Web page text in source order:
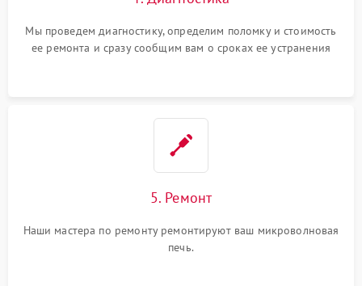
Мы проведем диагностику, определим поломку и стоимость
ее ремонта и сразу сообщим вам о сроках ее устранения
5. Ремонт
Наши мастера по ремонту ремонтируют ваш микроволновая
печь.